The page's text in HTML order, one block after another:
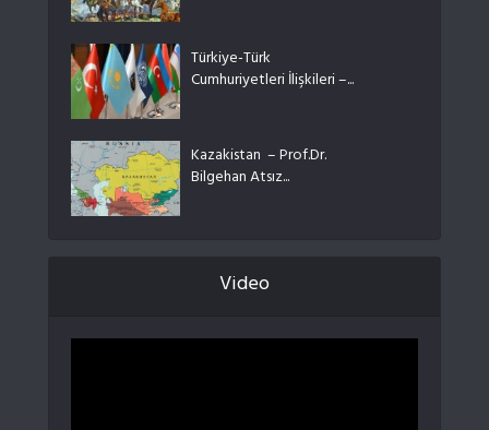
Türkiye-Türk
Cumhuriyetleri İlişkileri –...
Kazakistan – Prof.Dr.
Bilgehan Atsız...
Video